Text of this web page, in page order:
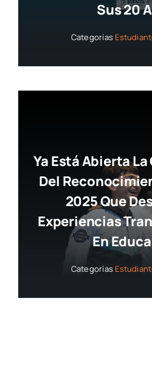
Sus 20
Categorías
Ya Está Abierta
Del
2025 Que
Experiencias
En
Categorías